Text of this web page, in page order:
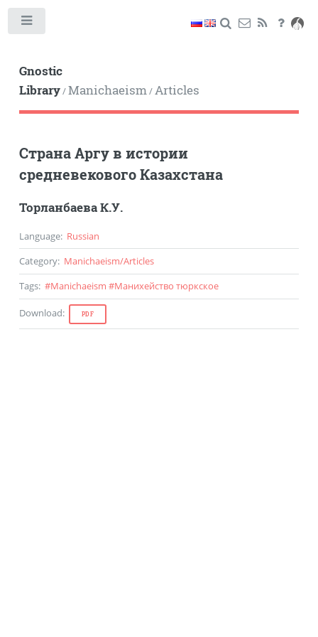
Gnostic
Library/Manichaeism/Articles
Страна Аргу в истории
средневекового Казахстана
Торланбаева К.У.
Language: Russian
Category: Manichaeism/Articles
Tags: #Manichaeism #Манихейство тюркское
Download: PDF